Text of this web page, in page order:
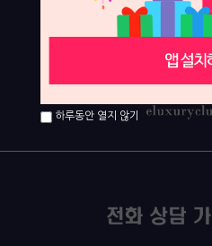
하루동안 열지 않기